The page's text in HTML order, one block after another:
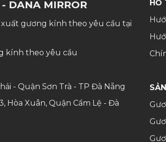
DANA MIRROR
xuất gương kính theo yêu cầu tại
kính theo yêu cầu
- Quận Sơn Trà - TP Đà Nẵng
Hòa Xuân, Quận Cẩm Lệ - Đà
HỖ